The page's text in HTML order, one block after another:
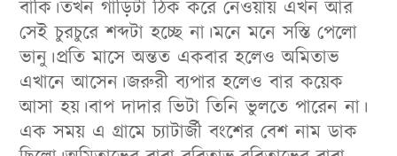
বাকি।তখন গাড়িটা ঠিক করে নেওয়ায় এখন আর
সেই চুরচুরে শব্দটা হচ্ছে না।মনে মনে সস্তি পেলো
ভানু।প্রতি মাসে অন্তত একবার হলেও অমিতাভ
এখানে আসেন।জরুরী ব্যপার হলেও বার কয়েক
আসা হয়।বাপ দাদার ভিটা তিনি ভুলতে পারেন না।
এক সময় এ গ্রামে চ্যাটার্জী বংশের বেশ নাম ডাক